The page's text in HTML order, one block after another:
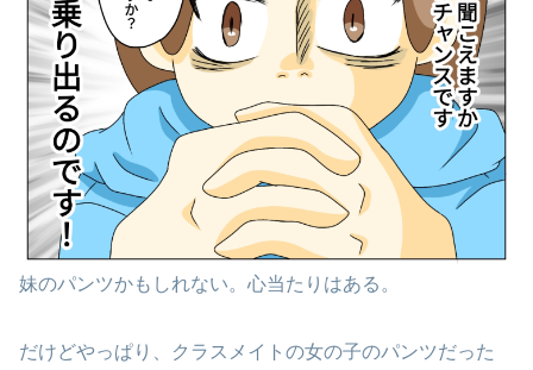
妹のパンツかもしれない。心当たりはある。
だけどやっぱり、クラスメイトの女の子のパンツだった